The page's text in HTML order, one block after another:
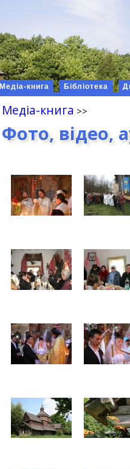
Медіа-книга Бібліотека
Медіа-книга
Фото, відео,